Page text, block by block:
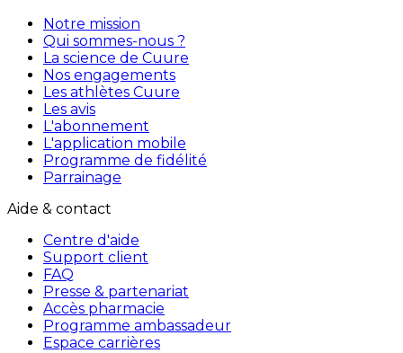
Notre mission
Qui sommes-nous ?
La science de Cuure
Nos engagements
Les athlètes Cuure
Les avis
L'abonnement
L'application mobile
Programme de fidélité
Parrainage
Aide & contact
Centre d'aide
Support client
FAQ
Presse & partenariat
Accès pharmacie
Programme ambassadeur
Espace carrières